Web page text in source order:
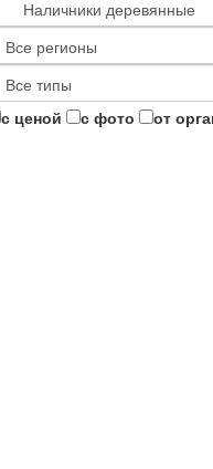
с ценой с фото от